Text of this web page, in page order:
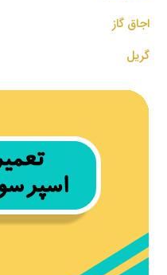
اجاق گاز
گریل